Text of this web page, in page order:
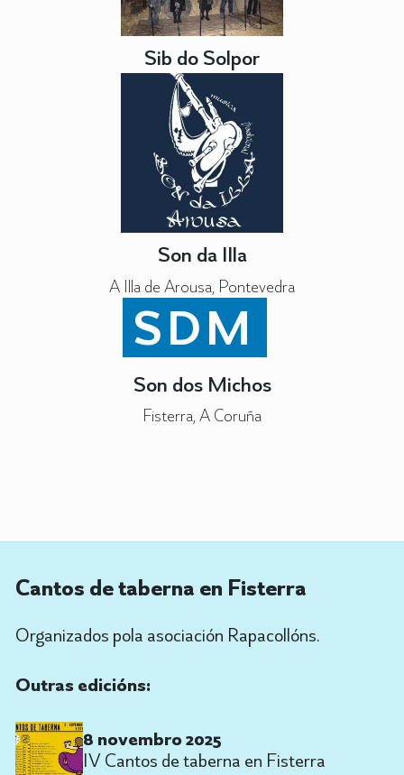
Sib do Solpor
Son da Illa
A Illa de Arousa, Pontevedra
SDM
Son dos Michos
Fisterra, A Coruña
Cantos de taberna en Fisterra
Organizados pola asociación Rapacollóns.
Outras edicións:
8 novembro 2025
IV Cantos de taberna en Fisterra